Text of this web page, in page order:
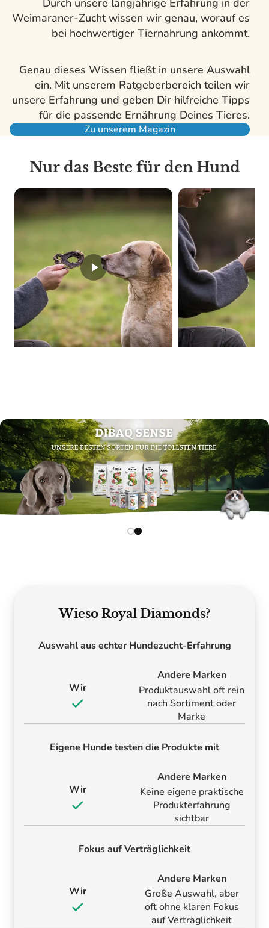
Weimaraner-Zucht wissen wir genau, worauf es
bei hochwertiger Tiernahrung ankommt.
Genau dieses Wissen fließt in unsere Auswahl
ein. Mit unserem Ratgeberbereich teilen wir
unsere Erfahrung und geben Dir hilfreiche Tipps
für die passende Ernährung Deines Tieres.
Zu unserem Magazin
Nur das Beste für den Hund
Wieso Royal Diamonds?
Auswahl aus echter Hundezucht-Erfahrung
Wir
Andere Marken
Produktauswahl oft rein
nach Sortiment oder
Marke
Eigene Hunde testen die Produkte mit
Wir
Andere Marken
Keine eigene praktische
Produkterfahrung
sichtbar
Fokus auf Verträglichkeit
Wir
Andere Marken
Große Auswahl, aber
oft ohne klaren Fokus
auf Verträglichkeit